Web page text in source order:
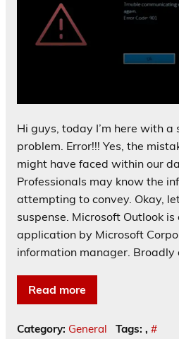
Hi guys, today I’m here with
problem. Error!!! Yes, the
might have faced within our
Professionals may know the
attempting to convey. Okay,
suspense. Microsoft Outlook
application by Microsoft
information manager.
Read more
Category: General Tags: , #